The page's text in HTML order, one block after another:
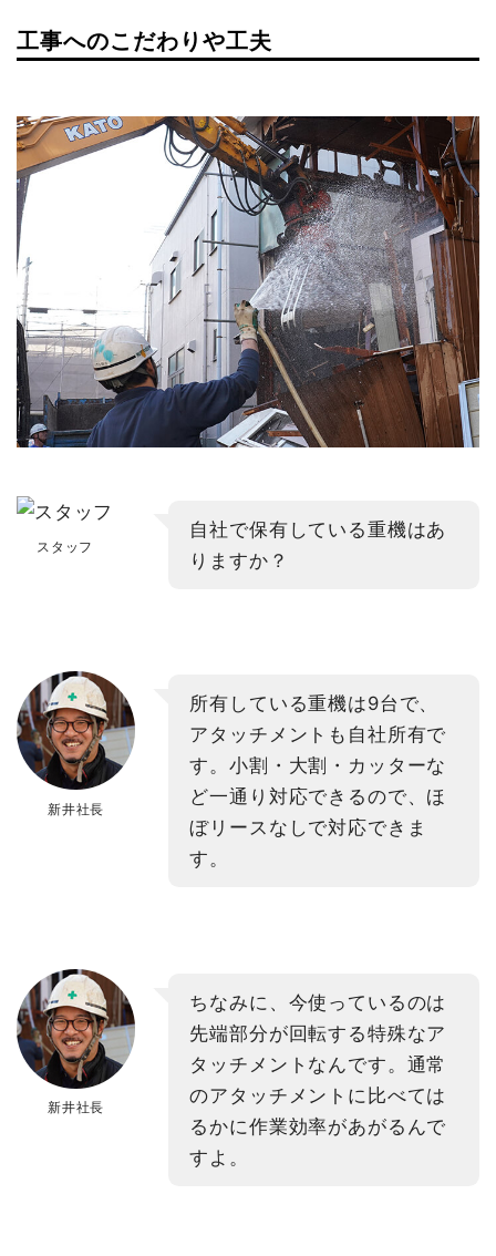
工事へのこだわりや工夫
スタッフ
自社で保有している重機はあ
りますか？
新井社長
所有している重機は9台で、
アタッチメントも自社所有で
す。小割・大割・カッターな
ど一通り対応できるので、ほ
ぼリースなしで対応できま
す。
新井社長
ちなみに、今使っているのは
先端部分が回転する特殊なア
タッチメントなんです。通常
のアタッチメントに比べては
るかに作業効率があがるんで
すよ。